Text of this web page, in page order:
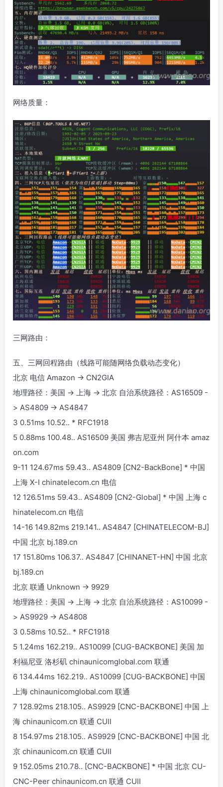
网络质量：
三网路由：
五、三网回程路由（线路可能随网络负载动态变化）
北京 电信 Amazon -> CN2GIA
地理路径：美国 -> 上海 -> 北京 自治系统路径：AS16509 -
> AS4809 -> AS4847
3 0.51ms 10.52.. * RFC1918
5 0.88ms 100.48.. AS16509 美国 弗吉尼亚州 阿什本 amaz
on.com
9-11 124.67ms 59.43.. AS4809 [CN2-BackBone] * 中国
上海 X-I chinatelecom.cn 电信
12 126.51ms 59.43.. AS4809 [CN2-Global] * 中国 上海 c
hinatelecom.cn 电信
14-16 149.82ms 219.141.. AS4847 [CHINATELECOM-BJ]
中国 北京 bj.189.cn
17 151.80ms 106.37.. AS4847 [CHINANET-HN] 中国 北京
bj.189.cn
北京 联通 Unknown -> 9929
地理路径：美国 -> 上海 -> 北京 自治系统路径：AS10099 -
> AS9929 -> AS4808
3 0.58ms 10.52.. * RFC1918
5 1.24ms 162.219.. AS10099 [CUG-BACKBONE] 美国 加
利福尼亚 洛杉矶 chinaunicomglobal.com 联通
6 134.44ms 162.219.. AS10099 [CUG-BACKBONE] 中国
上海 chinaunicomglobal.com 联通
7 128.92ms 218.105.. AS9929 [CNC-BACKBONE] 中国 上
海 chinaunicom.cn 联通 CUII
8 154.97ms 218.105.. AS9929 [CNC-BACKBONE] 中国 北
京 chinaunicom.cn 联通 CUII
9 152.05ms 210.78.. [CNC-BACKBONE] * 中国 北京 CU-
CNC-Peer chinaunicom.cn 联通 CUII